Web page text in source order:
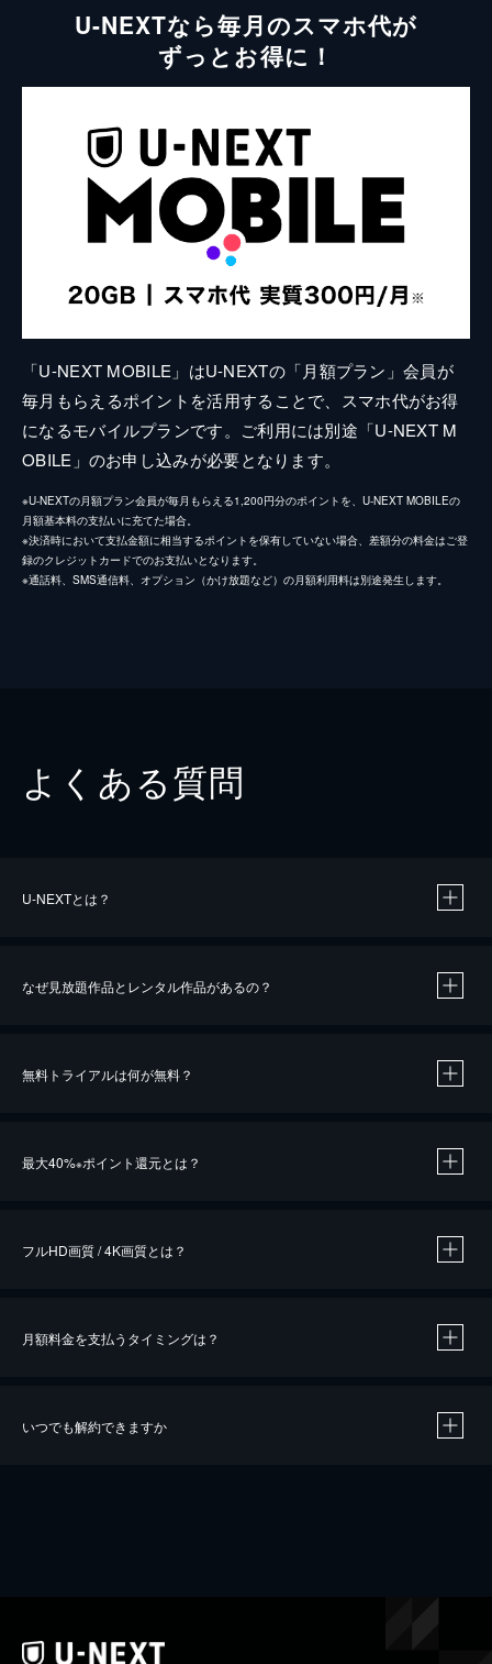
U-NEXTなら毎月のスマホ代が
ずっとお得に！
「U-NEXT MOBILE」はU-NEXTの「月額プラン」会員が
毎月もらえるポイントを活用することで、スマホ代がお得
になるモバイルプランです。ご利用には別途「U-NEXT M
OBILE」のお申し込みが必要となります。
※U-NEXTの月額プラン会員が毎月もらえる1,200円分のポイントを、U-NEXT MOBILEの
月額基本料の支払いに充てた場合。
※決済時において支払金額に相当するポイントを保有していない場合、差額分の料金はご登
録のクレジットカードでのお支払いとなります。
※通話料、SMS通信料、オプション（かけ放題など）の月額利用料は別途発生します。
よくある質問
U-NEXTとは？
なぜ見放題作品とレンタル作品があるの？
無料トライアルは何が無料？
最大40%※ポイント還元とは？
※40％ポイント還元の対象は、クレジットカード決済による作品の購入 / レンタルです。
フルHD画質 / 4K画質とは？
月額料金を支払うタイミングは？
いつでも解約できますか